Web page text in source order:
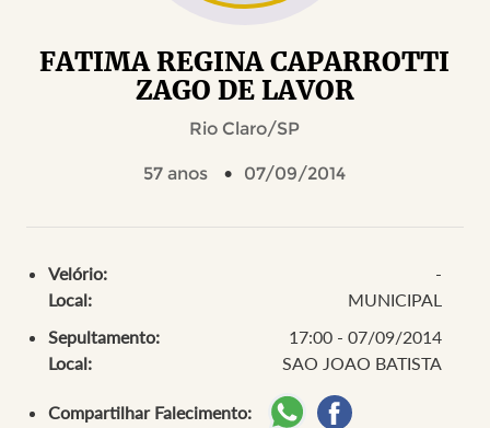
FATIMA REGINA CAPARROTTI
ZAGO DE LAVOR
Rio Claro/SP
57 anos 07/09/2014
Velório:
-
Local:
MUNICIPAL
Sepultamento:
17:00 - 07/09/2014
Local:
SAO JOAO BATISTA
Compartilhar Falecimento: